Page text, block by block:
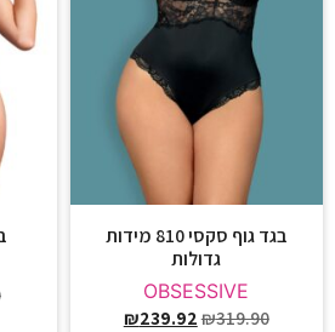
בגד גוף סקסי 810 מידות
גדולות
OBSESSIVE
₪319.90
₪239.92